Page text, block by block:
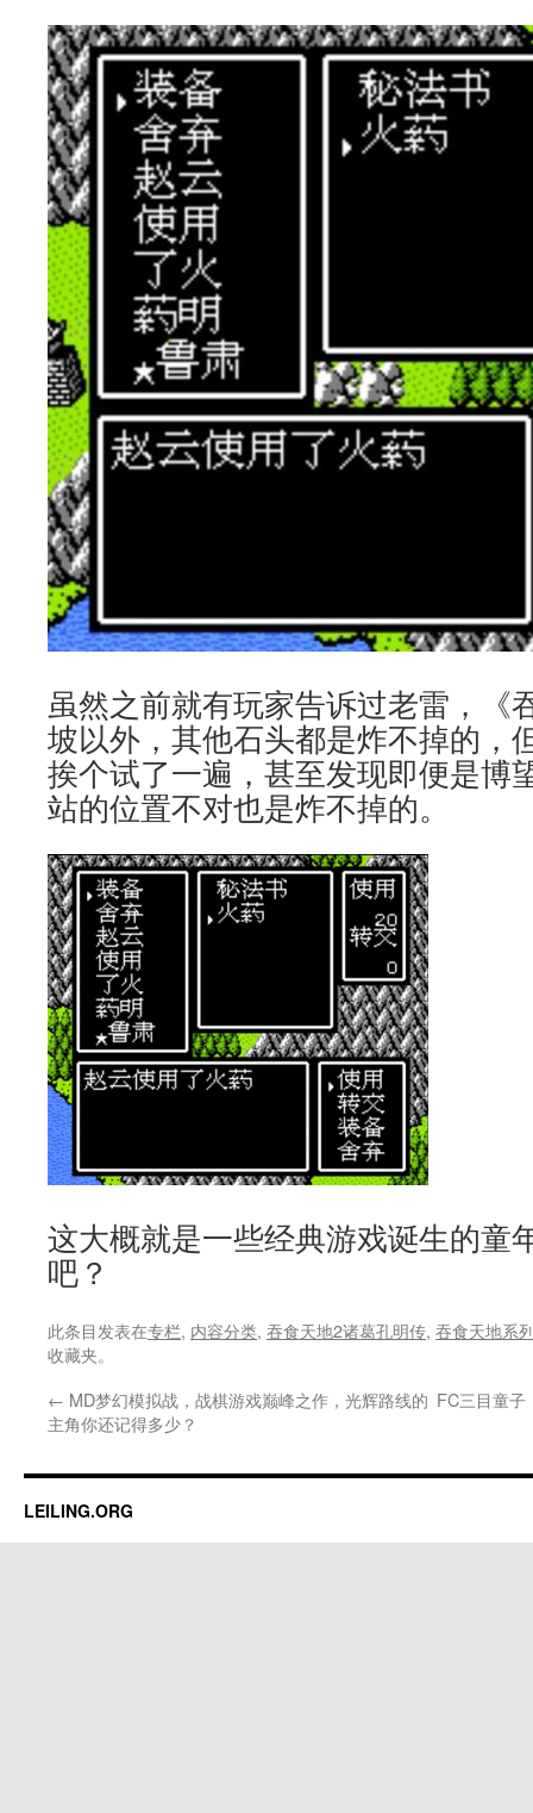
虽然之前就有玩家告诉过老雷，《
坡以外，其他石头都是炸不掉的，
挨个试了一遍，甚至发现即便是博
站的位置不对也是炸不掉的。
这大概就是一些经典游戏诞生的童
吧？
此条目发表在专栏, 内容分类, 吞食天地2诸葛孔明传, 吞食天地系
收藏夹。
← MD梦幻模拟战，战棋游戏巅峰之作，光辉路线的
主角你还记得多少？
FC三目童子
LEILING.ORG